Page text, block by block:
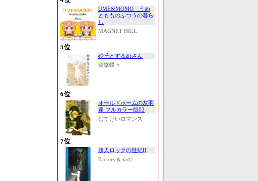
UME&MOMO うめ
ともものふつうの暮ら
し
MAGNET HILL
5位
砂丘とするめさん
突撃蝶々
6位
オールドホームの灰羽
達 フルカラー版02
むてけいロマンス
7位
超人ロックの世紀II
Factoryきゃの